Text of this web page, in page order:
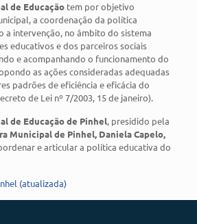
de Educaçãotem por objetivo
a coordenação da política
a intervenção, no âmbito do sistema
educativos e dos parceiros sociais
e acompanhando o funcionamento do
as ações consideradas adequadas
padrões de eficiência e eficácia do
de Lei nº 7/2003, 15 de janeiro).
de Educação de Pinhel, presidido pela
Municipal de Pinhel, Daniela Capelo,
e articular a política educativa do
(atualizada)